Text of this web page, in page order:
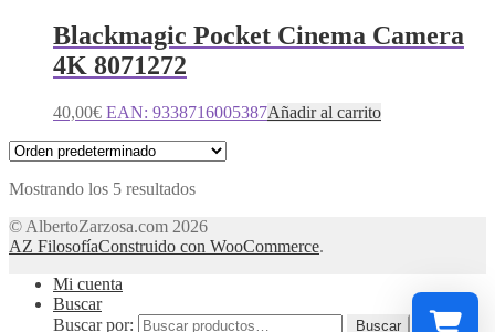
Blackmagic Pocket Cinema Camera
4K 8071272
40,00€ EAN: 9338716005387Añadir al carrito
Mostrando los 5 resultados
© AlbertoZarzosa.com 2026
AZ FilosofíaConstruido con WooCommerce.
Mi cuenta
Buscar
Buscar por:
Buscar